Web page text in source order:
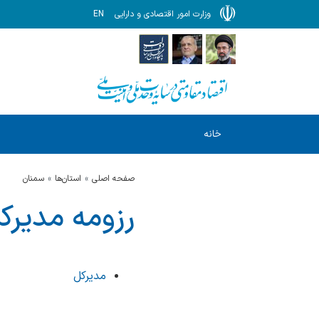
وزارت امور اقتصادی و دارایی EN
خانه
صفحه اصلی استان‌ها سمنان
رزومه
مدیرکل